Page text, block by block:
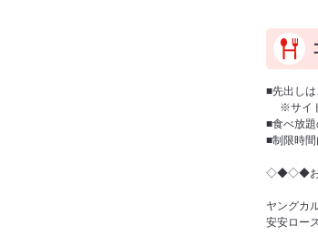
■先出しは
※サイド
■食べ放
■制限時
◇◆◇◆お
ヤングカ
安安ロー